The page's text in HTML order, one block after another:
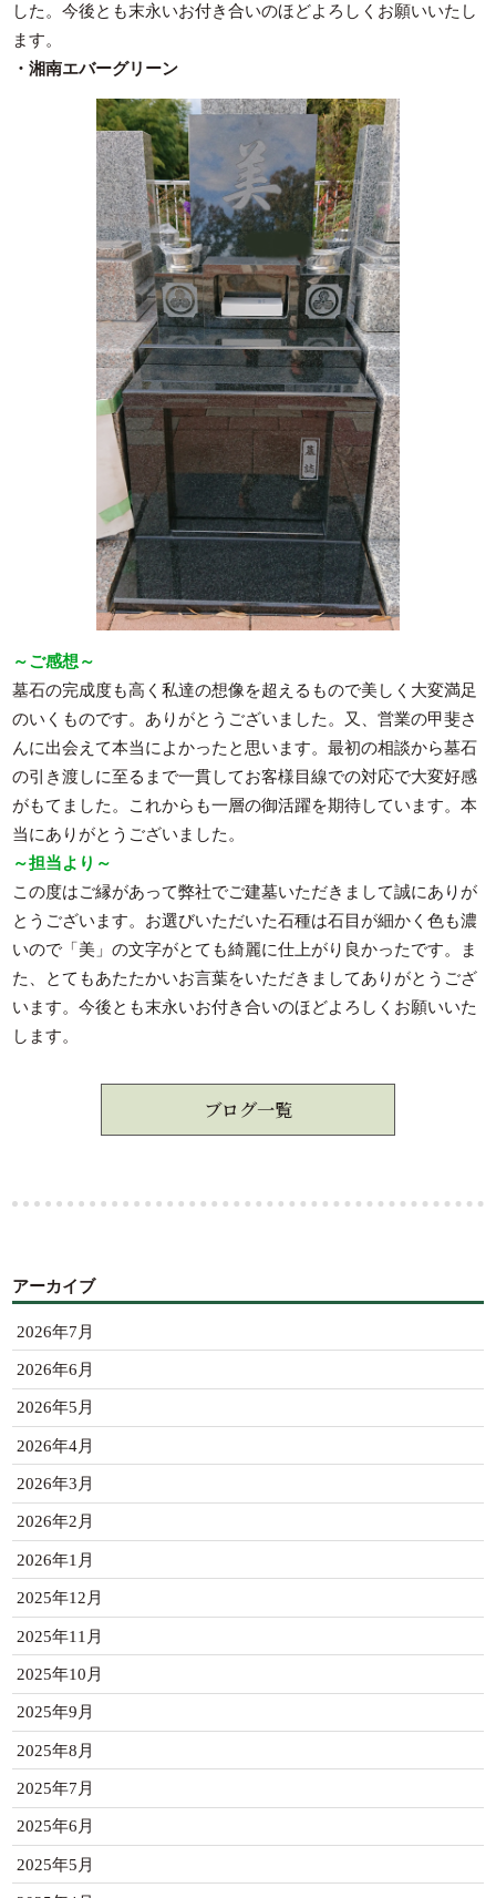
した。今後とも末永いお付き合いのほどよろしくお願いいたし
ます。
・湘南エバーグリーン
～ご感想～
墓石の完成度も高く私達の想像を超えるもので美しく大変満足
のいくものです。ありがとうございました。又、営業の甲斐さ
んに出会えて本当によかったと思います。最初の相談から墓石
の引き渡しに至るまで一貫してお客様目線での対応で大変好感
がもてました。これからも一層の御活躍を期待しています。本
当にありがとうございました。
～担当より～
この度はご縁があって弊社でご建墓いただきまして誠にありが
とうございます。お選びいただいた石種は石目が細かく色も濃
いので「美」の文字がとても綺麗に仕上がり良かったです。ま
た、とてもあたたかいお言葉をいただきましてありがとうござ
います。今後とも末永いお付き合いのほどよろしくお願いいた
します。
ブログ一覧
アーカイブ
2026年7月
2026年6月
2026年5月
2026年4月
2026年3月
2026年2月
2026年1月
2025年12月
2025年11月
2025年10月
2025年9月
2025年8月
2025年7月
2025年6月
2025年5月